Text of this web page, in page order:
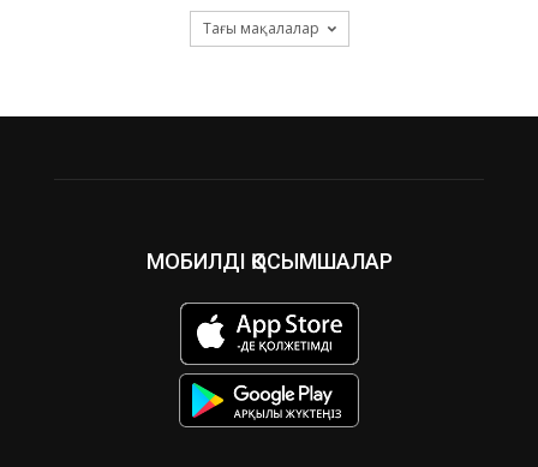
Тағы мақалалар
МОБИЛДІ ҚОСЫМШАЛАР